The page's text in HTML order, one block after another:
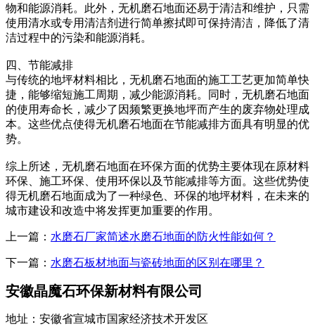
物和能源消耗。此外，无机磨石地面还易于清洁和维护，只需
使用清水或专用清洁剂进行简单擦拭即可保持清洁，降低了清
洁过程中的污染和能源消耗。
四、节能减排
与传统的地坪材料相比，无机磨石地面的施工工艺更加简单快
捷，能够缩短施工周期，减少能源消耗。同时，无机磨石地面
的使用寿命长，减少了因频繁更换地坪而产生的废弃物处理成
本。这些优点使得无机磨石地面在节能减排方面具有明显的优
势。
综上所述，无机磨石地面在环保方面的优势主要体现在原材料
环保、施工环保、使用环保以及节能减排等方面。这些优势使
得无机磨石地面成为了一种绿色、环保的地坪材料，在未来的
城市建设和改造中将发挥更加重要的作用。
上一篇： 水磨石厂家简述水磨石地面的防火性能如何？
下一篇： 水磨石板材地面与瓷砖地面的区别在哪里？
安徽晶魔石环保新材料有限公司
地址：安徽省宣城市国家经济技术开发区